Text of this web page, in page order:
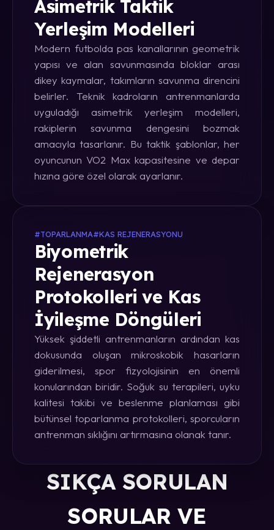
Asimetrik Taktik
Yerleşim Modelleri
Modern futbolda pas kanallarının geometrik
yapısı ve alan savunmasında bloklar arası
dikey kaymalar, takımların savunma direncini
belirler. Teknik kadroların antrenmanlarda
uyguladığı asimetrik yerleşim modelleri,
rakiplerin savunma dengesini bozmak
amacıyla tasarlanır. Bu taktik şablonlar, her
oyuncunun VO2 Max kapasitesine ve depar
hızına göre özel olarak ayarlanır.
#TOPARLANMA#KAS REJENERASYONU
Biyometrik
Rejenerasyon
Protokolleri ve Kas
İyileşme Döngüleri
Yüksek şiddetli antrenmanların ardından kas
dokusunda oluşan mikroskobik hasarların
giderilmesi, spor fizyolojisinin en önemli
konularından biridir. Soğuk su terapileri, uyku
kalitesi takibi ve beslenme planlaması gibi
bütünsel toparlanma protokolleri, sporcuların
antrenman sıklığını artırmasına olanak tanır.
SIKÇA SORULAN
SORULAR VE